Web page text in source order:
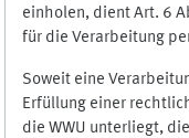
einholen, dient Art. 6
für die Verarbeitung
Soweit eine
Erfüllung einer
die WWU unterliegt,